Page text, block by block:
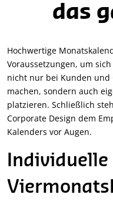
das
Hochwertige
Voraussetzungen, um
nicht nur bei Kunden
machen, sondern auch
platzieren. Schließlich
Corporate Design dem
Kalenders vor Augen.
Individuelle